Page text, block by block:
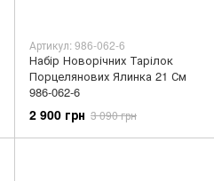
Артикул: 986-062-6
Набір Новорічних Тарілок
Порцелянових Ялинка 21 См
986-062-6
2 900 грн 3 090 грн